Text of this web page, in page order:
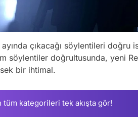
çıkacağı söylentileri doğru
söylentiler doğrultusunda, yeni
bir ihtimal.
tüm kategorileri tek akışta gör!